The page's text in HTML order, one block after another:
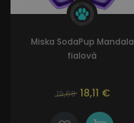
Miska SodaPup Mandala
fialová
19,68 18,11 €